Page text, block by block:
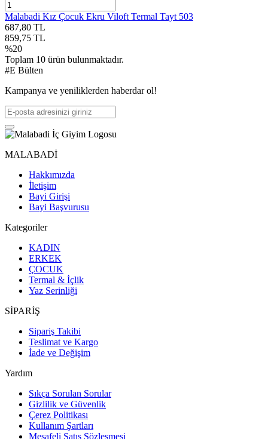
Malabadi Kız Çocuk Ekru Viloft Termal Tayt 503
687,80 TL
859,75 TL
%20
Toplam 10 ürün bulunmaktadır.
#E Bülten
Kampanya ve yeniliklerden haberdar ol!
MALABADİ
Hakkımızda
İletişim
Bayi Girişi
Bayi Başvurusu
Kategoriler
KADIN
ERKEK
ÇOCUK
Termal & İçlik
Yaz Serinliği
SİPARİŞ
Sipariş Takibi
Teslimat ve Kargo
İade ve Değişim
Yardım
Sıkça Sorulan Sorular
Gizlilik ve Güvenlik
Çerez Politikası
Kullanım Şartları
Mesafeli Satış Sözleşmesi